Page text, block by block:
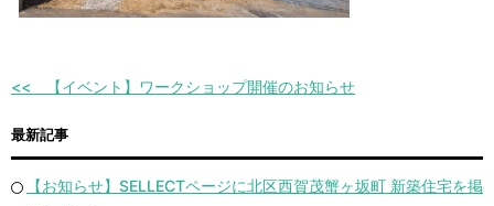
【イベント】ワークショップ開催のお知らせ
最新記事
【お知らせ】SELLECTページに北区西賀茂蟹ヶ坂町 新築住宅を掲